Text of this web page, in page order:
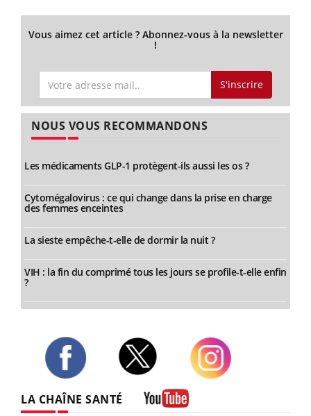
Vous aimez cet article ? Abonnez-vous à la newsletter
!
S'inscrire
NOUS VOUS RECOMMANDONS
Les médicaments GLP-1 protègent-ils aussi les os ?
Cytomégalovirus : ce qui change dans la prise en charge
des femmes enceintes
La sieste empêche-t-elle de dormir la nuit ?
VIH : la fin du comprimé tous les jours se profile-t-elle enfin
?
LA CHAÎNE SANTÉ